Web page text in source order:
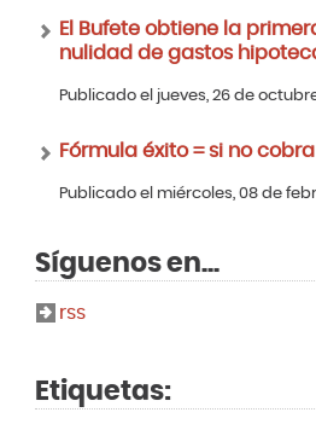
El Bufete obtiene la
nulidad de gastos
Publicado el jueves, 26 de
Fórmula éxito = si no
Publicado el miércoles, 08 de
Síguenos en...
rss
Etiquetas: